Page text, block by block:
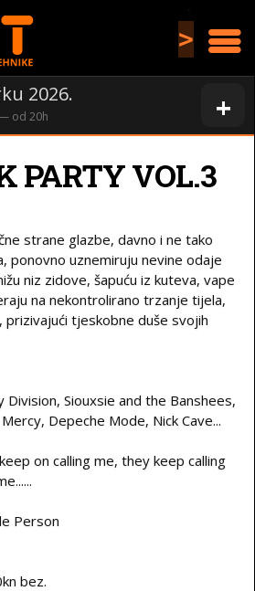
>
+
2026.
od 20h
PARTY VOL.3
strane glazbe, davno i ne tako
ponovno uznemiruju nevine odaje
niz zidove, šapuću iz kuteva, vape
na nekontrolirano trzanje tijela,
prizivajući tjeskobne duše svojih
Division, Siouxsie and the Banshees,
Depeche Mode, Nick Cave...
on calling me, they keep calling
Person
bez.